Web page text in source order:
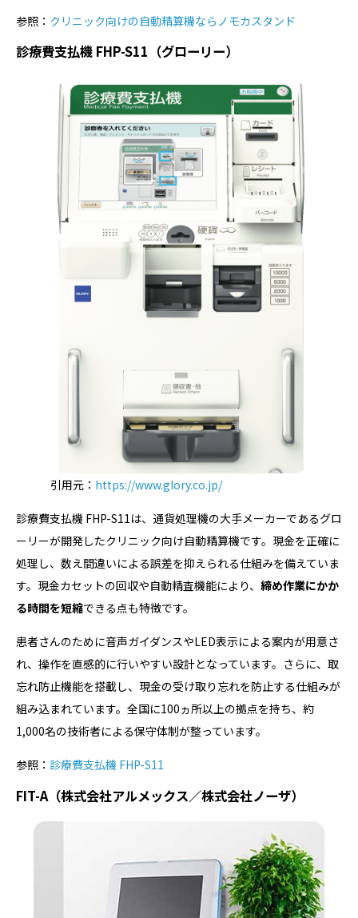
参照： クリニック向けの自動精算機ならノモカスタンド
診療費支払機 FHP-S11（グローリー）
引用元： https://www.glory.co.jp/
診療費支払機 FHP-S11は、通貨処理機の大手メーカーであるグロ
ーリーが開発したクリニック向け自動精算機です。現金を正確に
処理し、数え間違いによる誤差を抑えられる仕組みを備えていま
す。現金カセットの回収や自動精査機能により、 締め作業にかか
る時間を短縮できる点も特徴です。
患者さんのために音声ガイダンスやLED表示による案内が用意さ
れ、操作を直感的に行いやすい設計となっています。さらに、取
忘れ防止機能を搭載し、現金の受け取り忘れを防止する仕組みが
組み込まれています。全国に100ヵ所以上の拠点を持ち、約
1,000名の技術者による保守体制が整っています。
参照： 診療費支払機 FHP-S11
FIT-A（株式会社アルメックス／株式会社ノーザ）